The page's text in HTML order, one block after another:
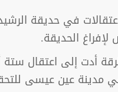
في حديقة
الحديقة.
أدت إلى اعتقال
في مدينة عين عيسى